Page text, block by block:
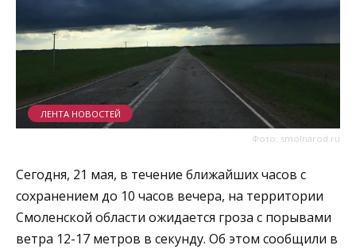
Фото: smolnarod.ru
ЛЕНТА НОВОСТЕЙ
Сегодня, 21 мая, в течение ближайших часов с
сохранением до 10 часов вечера, на территории
Смоленской области ожидается гроза с порывами
ветра 12-17 метров в секунду. Об этом сообщили в